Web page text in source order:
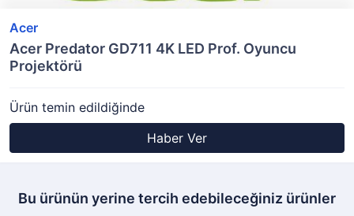
Acer
Acer Predator GD711 4K LED Prof. Oyuncu
Projektörü
Ürün temin edildiğinde
Haber Ver
Bu ürünün yerine tercih edebileceğiniz ürünler